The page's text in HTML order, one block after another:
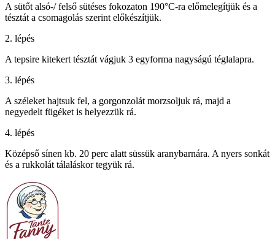
A sütőt alsó-/ felső sütéses fokozaton 190°C-ra előmelegítjük és a
tésztát a csomagolás szerint előkészítjük.
2. lépés
A tepsire kitekert tésztát vágjuk 3 egyforma nagyságú téglalapra.
3. lépés
A széleket hajtsuk fel, a gorgonzolát morzsoljuk rá, majd a
negyedelt fügéket is helyezzük rá.
4. lépés
Középső sínen kb. 20 perc alatt süssük aranybarnára. A nyers sonkát
és a rukkolát tálaláskor tegyük rá.